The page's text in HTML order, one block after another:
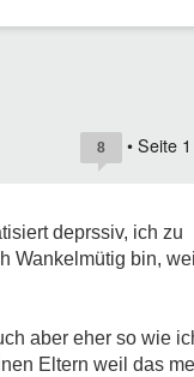
8 • Seite 1
deprssiv, ich zu
Wankelmütig bin, weil
aber eher so wie
Eltern weil das